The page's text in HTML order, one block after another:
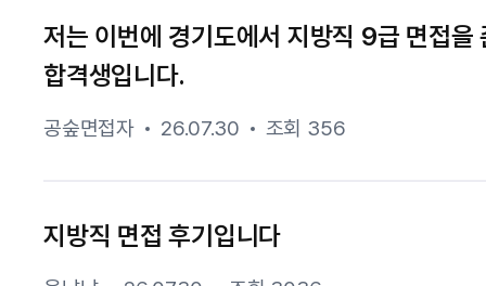
저는 이번에 경기도에서 지방직 9급 면접을
합격생입니다.
공숲면접자 26.07.30 조회 356
지방직 면접 후기입니다